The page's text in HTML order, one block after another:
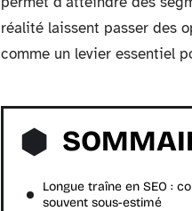
réalité laissent passer des
comme un levier essentiel
Longue traîne en SEO :
souvent sous-estimé